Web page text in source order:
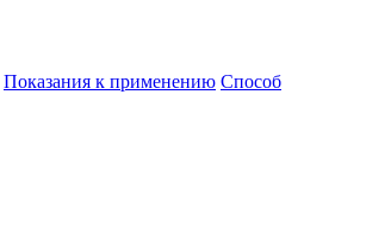
Показания к применению Способ